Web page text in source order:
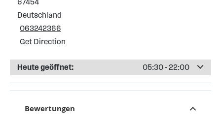
67454
Deutschland
063242366
Get Direction
Heute geöffnet: 05:30 - 22:00
Bewertungen